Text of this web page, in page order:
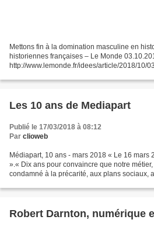
Mettons fin à la domination masculine en
historiennes françaises – Le Monde
http://www.lemonde.fr/idees/article/2018/10/
histoire_5364200_3232.html...
Les 10 ans de Mediapart
Publié le 17/03/2018 à 08:12
Par clioweb
Médiapart, 10 ans - mars 2018 « Le 16 mars
».« Dix ans pour convaincre que notre
condamné à la précarité, aux plans sociaux,
Robert Darnton, numérique